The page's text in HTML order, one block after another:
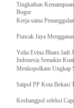
Tingkatkan
Bogor
Kerja sama
Puncak Jaya
Yulia Evina Bhara Jadi
Indonesia Semakin Kuat
Menkopolkam Ungkap
Satpol PP Kota Bekasi
Kesbangpol seleksi